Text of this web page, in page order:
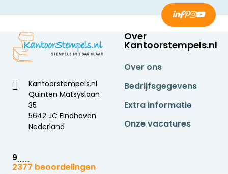
Kantoorstempels.nl
Quinten Matsyslaan
35
5642 JC Eindhoven
Nederland
9
2377 beoordelingen
Over
Kantoorstempels.nl
Over ons
Bedrijfsgegevens
Extra informatie
Onze vacatures